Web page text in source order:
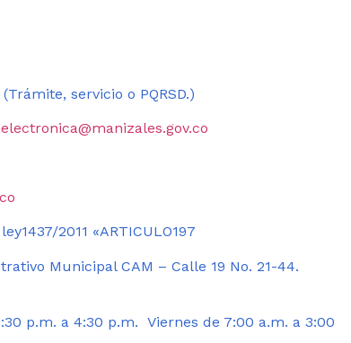
servicio o PQRSD.)
2011 «ARTICULO197
Municipal CAM – Calle 19 No. 21-44.
p.m. a 4:30 p.m. Viernes de 7:00 a.m. a 3:00